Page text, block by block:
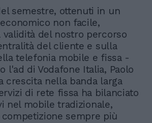
semestre, ottenuti in un
non facile,
del nostro percorso
del cliente e sulla
telefonia mobile e fissa -
l'ad di Vodafone Italia, Paolo
crescita nella banda larga
di rete fissa ha bilanciato
nel mobile tradizionale,
sempre più